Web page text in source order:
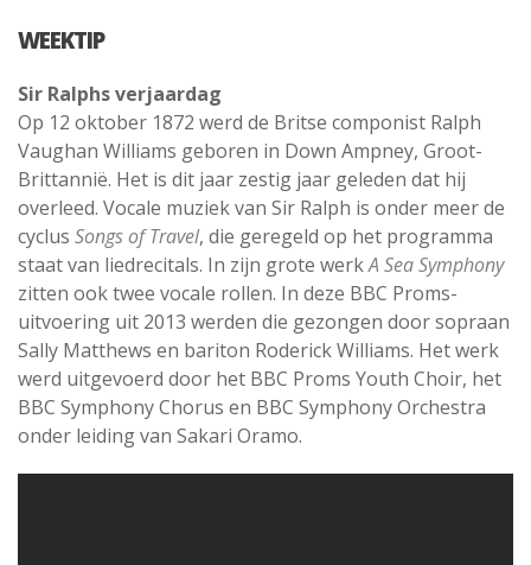
WEEKTIP
Sir Ralphs verjaardag
Op 12 oktober 1872 werd de Britse componist Ralph
Vaughan Williams geboren in Down Ampney, Groot-
Brittannië. Het is dit jaar zestig jaar geleden dat hij
overleed. Vocale muziek van Sir Ralph is onder meer de
cyclus Songs of Travel, die geregeld op het programma
staat van liedrecitals. In zijn grote werkA Sea Symphony
zitten ook twee vocale rollen. In deze BBC Proms-
uitvoering uit 2013 werden die gezongen door sopraan
Sally Matthews en bariton Roderick Williams. Het werk
werd uitgevoerd door het BBC Proms Youth Choir, het
BBC Symphony Chorus en BBC Symphony Orchestra
onder leiding van Sakari Oramo.